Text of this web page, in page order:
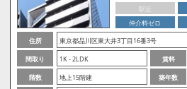
駅近
仲介料ゼロ
住所
東京都品川区東大井3丁目16番3号
間取り
1K - 2LDK 賃料
階数
地上15階建 築年数